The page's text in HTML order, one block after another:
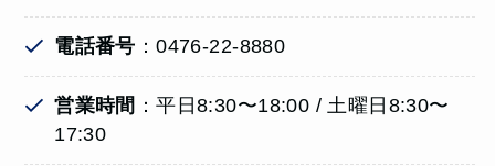
電話番号 ：0476-22-8880
営業時間 ：平日8:30〜18:00 / 土曜日8:30〜
17:30